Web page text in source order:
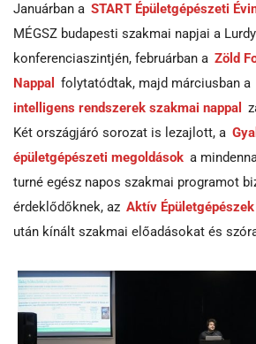
Januárban a START Épületgépészeti
MÉGSZ budapesti szakmai napjai a
konferenciaszintjén, februárban a Zöld
Nappal
folytatódtak, majd márciusban a
intelligens rendszerek szakmai nappal
Két országjáró sorozat is lezajlott, a
épületgépészeti megoldások a
turné egész napos szakmai programot
érdeklődőknek, az Aktív
után kínált szakmai előadásokat és